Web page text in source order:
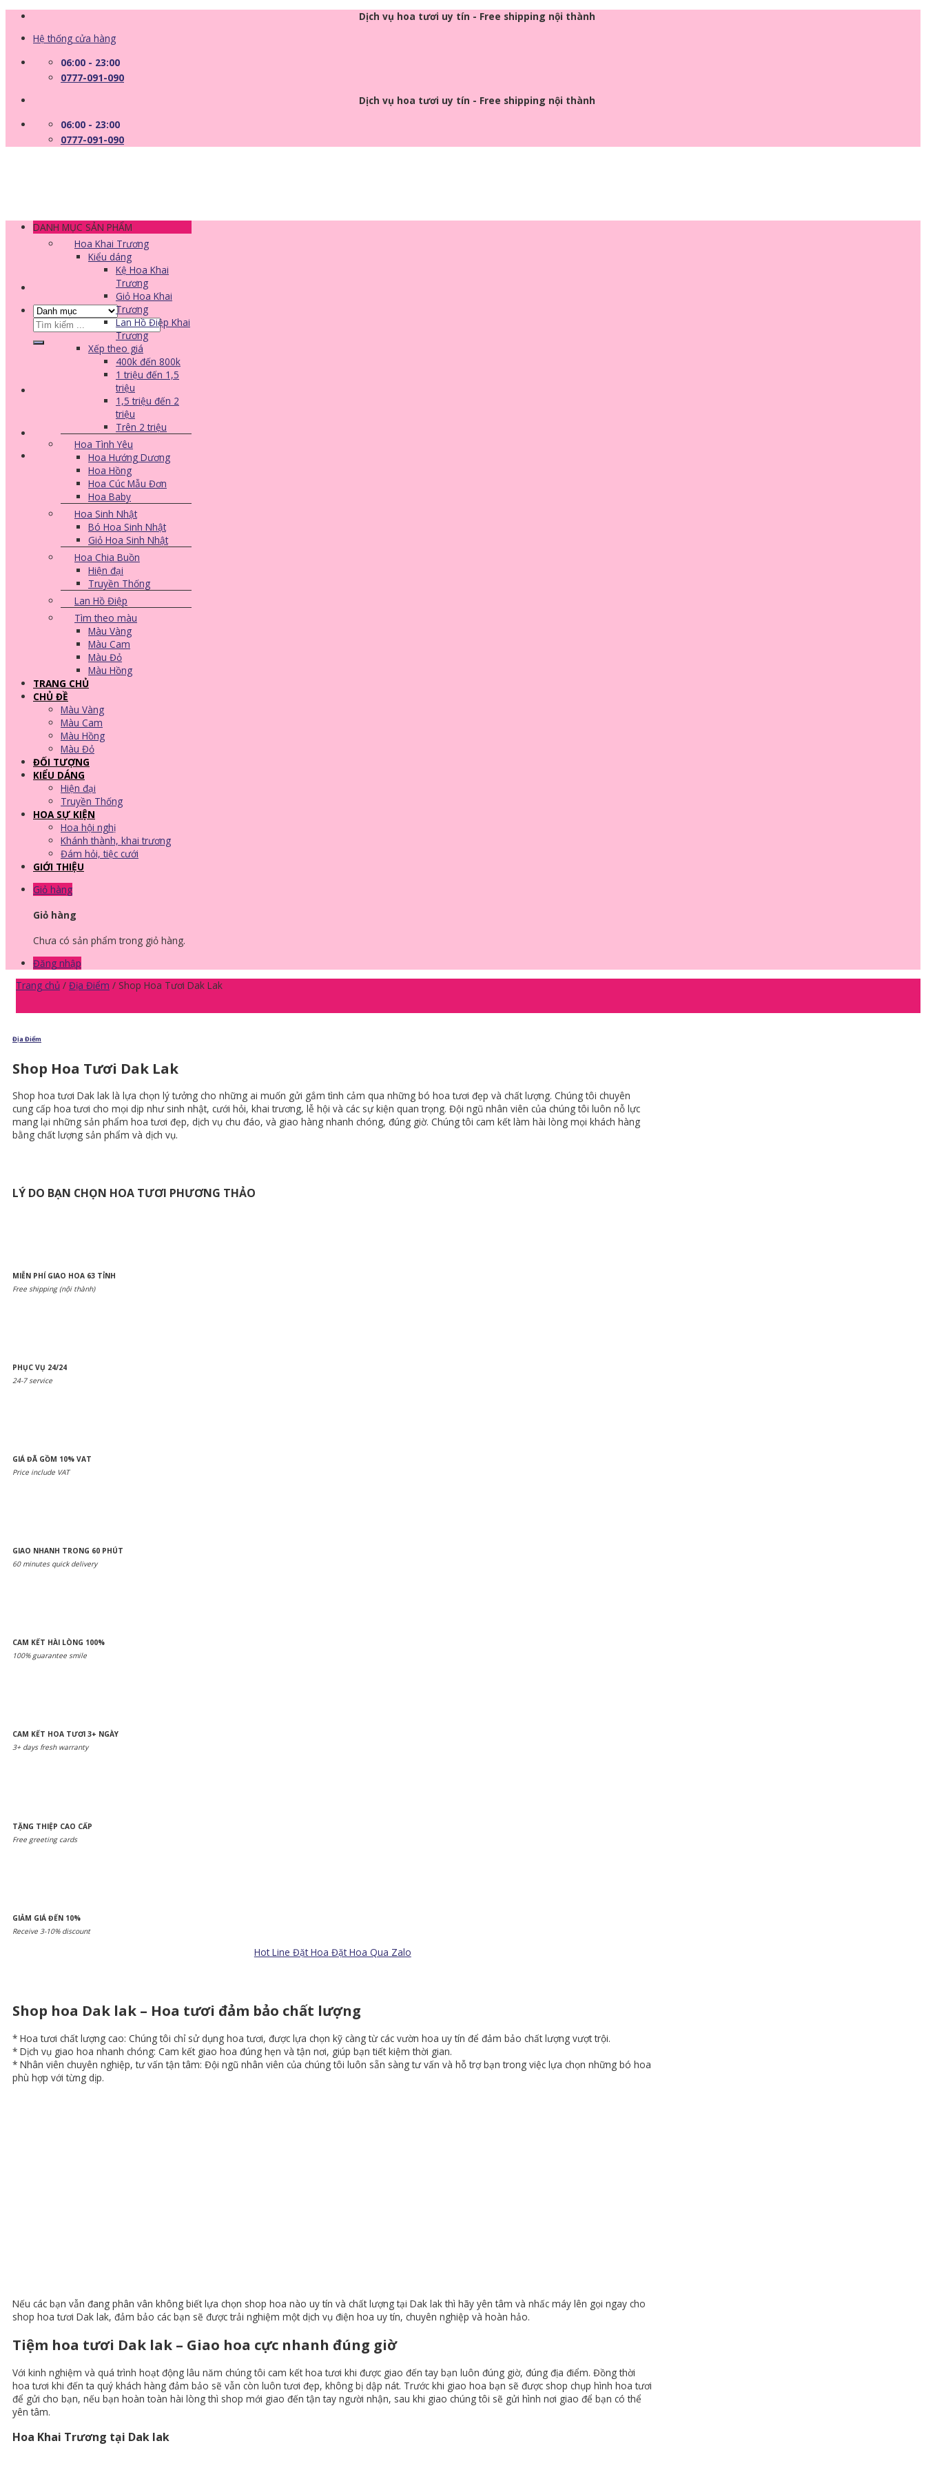
Skip
content
Dịch vụ hoa tươi uy tín - Free shipping nội thành
Hệ thống cửa hàng
06:00 - 23:00
0777-091-090
Dịch vụ hoa tươi uy tín - Free shipping nội thành
06:00 - 23:00
0777-091-090
Tìm
kiếm:
DANH MỤC SẢN PHẨM
Hoa Khai Trương
Kiểu dáng
Kệ Hoa Khai
Trương
Giỏ Hoa Khai
Trương
Lan Hồ Điệp Khai
Trương
Xếp theo giá
400k đến 800k
1 triệu đến 1,5
triệu
1,5 triệu đến 2
triệu
Trên 2 triệu
Hoa Tình Yêu
Hoa Hướng Dương
Hoa Hồng
Hoa Cúc Mẫu Đơn
Hoa Baby
Hoa Sinh Nhật
Bó Hoa Sinh Nhật
Giỏ Hoa Sinh Nhật
Hoa Chia Buồn
Hiện đại
Truyền Thống
Lan Hồ Điệp
Tìm theo màu
Màu Vàng
Màu Cam
Màu Đỏ
Màu Hồng
TRANG CHỦ
CHỦ ĐỀ
Màu Vàng
Màu Cam
Màu Hồng
Màu Đỏ
ĐỐI TƯỢNG
KIỂU DÁNG
Hiện đại
Truyền Thống
HOA SỰ KIỆN
Hoa hội nghị
Khánh thành, khai trương
Đám hỏi, tiệc cưới
GIỚI THIỆU
Giỏ hàng
Giỏ hàng
Chưa có sản phẩm trong giỏ hàng.
Đăng nhập
Trang chủ / Địa Điểm / Shop Hoa Tươi Dak Lak
Địa Điểm
Shop Hoa Tươi Dak Lak
Shop hoa tươi Dak lak là lựa chọn lý tưởng cho những ai muốn gửi gắm tình cảm qua những bó hoa tươi đẹp và chất lượng. Chúng tôi chuyên
cung cấp hoa tươi cho mọi dịp như sinh nhật, cưới hỏi, khai trương, lễ hội và các sự kiện quan trọng. Đội ngũ nhân viên của chúng tôi luôn nỗ lực
mang lại những sản phẩm hoa tươi đẹp, dịch vụ chu đáo, và giao hàng nhanh chóng, đúng giờ. Chúng tôi cam kết làm hài lòng mọi khách hàng
bằng chất lượng sản phẩm và dịch vụ.
LÝ DO BẠN CHỌN HOA TƯƠI PHƯƠNG THẢO
MIỄN PHÍ GIAO HOA 63 TỈNH
Free shipping (nội thành)
PHỤC VỤ 24/24
24-7 service
GIÁ ĐÃ GỒM 10% VAT
Price include VAT
GIAO NHANH TRONG 60 PHÚT
60 minutes quick delivery
CAM KẾT HÀI LÒNG 100%
100% guarantee smile
CAM KẾT HOA TƯƠI 3+ NGÀY
3+ days fresh warranty
TẶNG THIỆP CAO CẤP
Free greeting cards
GIẢM GIÁ ĐẾN 10%
Receive 3-10% discount
Hot Line Đặt Hoa Đặt Hoa Qua Zalo
Shop hoa Dak lak – Hoa tươi đảm bảo chất lượng
* Hoa tươi chất lượng cao: Chúng tôi chỉ sử dụng hoa tươi, được lựa chọn kỹ càng từ các vườn hoa uy tín để đảm bảo chất lượng vượt trội.
* Dịch vụ giao hoa nhanh chóng: Cam kết giao hoa đúng hẹn và tận nơi, giúp bạn tiết kiệm thời gian.
* Nhân viên chuyên nghiệp, tư vấn tận tâm: Đội ngũ nhân viên của chúng tôi luôn sẵn sàng tư vấn và hỗ trợ bạn trong việc lựa chọn những bó hoa
phù hợp với từng dịp.
Nếu các bạn vẫn đang phân vân không biết lựa chọn shop hoa nào uy tín và chất lượng tại Dak lak thì hãy yên tâm và nhấc máy lên gọi ngay cho
shop hoa tươi Dak lak, đảm bảo các bạn sẽ được trải nghiệm một dịch vụ điện hoa uy tín, chuyên nghiệp và hoàn hảo.
Tiệm hoa tươi Dak lak – Giao hoa cực nhanh đúng giờ
Với kinh nghiệm và quá trình hoạt động lâu năm chúng tôi cam kết hoa tươi khi được giao đến tay bạn luôn đúng giờ, đúng địa điểm. Đồng thời
hoa tươi khi đến ta quý khách hàng đảm bảo sẽ vẫn còn luôn tươi đẹp, không bị dập nát. Trước khi giao hoa bạn sẽ được shop chụp hình hoa tươi
để gửi cho bạn, nếu bạn hoàn toàn hài lòng thì shop mới giao đến tận tay người nhận, sau khi giao chúng tôi sẽ gửi hình nơi giao để bạn có thể
yên tâm.
Hoa Khai Trương tại Dak lak